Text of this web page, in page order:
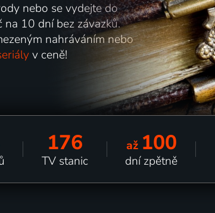
nebo se vydejte do
na 10 dní bez závazků.
nahráváním nebo
v ceně!
176
TV stanic
až 100
dní zpětně